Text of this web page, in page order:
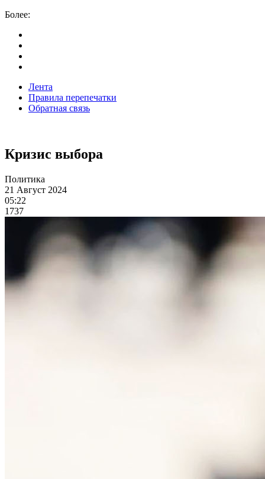
Более:
Лента
Правила перепечатки
Обратная связь
Кризис выбора
Политика
21 Август 2024
05:22
1737